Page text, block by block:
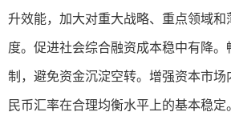
升效能，加大对重大战略、重点领域和
度。促进社会综合融资成本稳中有降
制，避免资金沉淀空转。增强资本市
民币汇率在合理均衡水平上的基本稳